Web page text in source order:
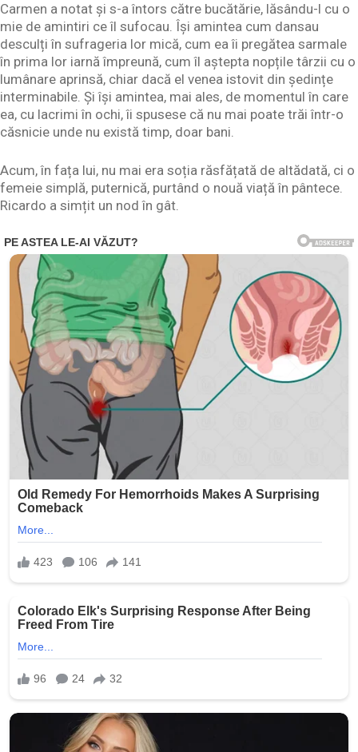
Carmen a notat și s-a întors către bucătărie, lăsându-l cu o
mie de amintiri ce îl sufocau. Își amintea cum dansau
desculți în sufrageria lor mică, cum ea îi pregătea sarmale
în prima lor iarnă împreună, cum îl aștepta nopțile târzii cu o
lumânare aprinsă, chiar dacă el venea istovit din ședințe
interminabile. Și își amintea, mai ales, de momentul în care
ea, cu lacrimi în ochi, îi spusese că nu mai poate trăi într-o
căsnicie unde nu există timp, doar bani.
Acum, în fața lui, nu mai era soția răsfățată de altădată, ci o
femeie simplă, puternică, purtând o nouă viață în pântece.
Ricardo a simțit un nod în gât.